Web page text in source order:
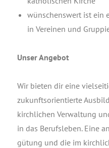
wün­schens­wert ist ein
in Ver­ei­nen und
Unser Ange­bot
Wir bie­ten dir eine
zukunfts­ori­en­tier­te
kirch­li­chen Ver­wal­tung
in das Berufs­le­ben. Eine
gü­tung und die im